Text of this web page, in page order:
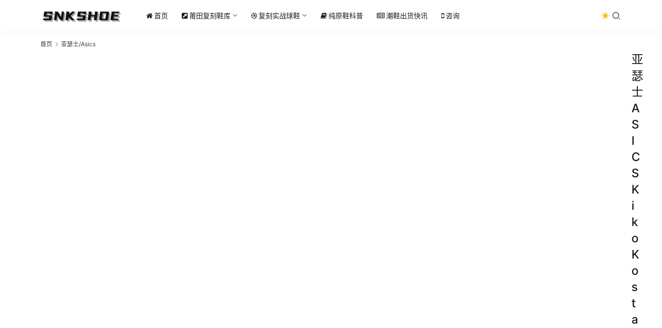
首页 莆田复刻鞋库 复刻实战球鞋 纯原鞋科普 潮鞋出货快讯 咨询
首页 亚瑟士/Asics
亚
瑟
士
A
S
I
C
S
K
i
k
o
K
o
s
t
a